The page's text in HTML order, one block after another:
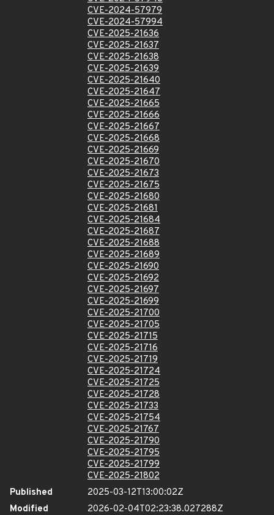
CVE-2024-57979
CVE-2024-57994
CVE-2025-21636
CVE-2025-21637
CVE-2025-21638
CVE-2025-21639
CVE-2025-21640
CVE-2025-21647
CVE-2025-21665
CVE-2025-21666
CVE-2025-21667
CVE-2025-21668
CVE-2025-21669
CVE-2025-21670
CVE-2025-21673
CVE-2025-21675
CVE-2025-21680
CVE-2025-21681
CVE-2025-21684
CVE-2025-21687
CVE-2025-21688
CVE-2025-21689
CVE-2025-21690
CVE-2025-21692
CVE-2025-21697
CVE-2025-21699
CVE-2025-21700
CVE-2025-21705
CVE-2025-21715
CVE-2025-21716
CVE-2025-21719
CVE-2025-21724
CVE-2025-21725
CVE-2025-21728
CVE-2025-21733
CVE-2025-21754
CVE-2025-21767
CVE-2025-21790
CVE-2025-21795
CVE-2025-21799
CVE-2025-21802
Published
2025-03-12T13:00:02Z
Modified
2026-02-04T02:23:38.027288Z